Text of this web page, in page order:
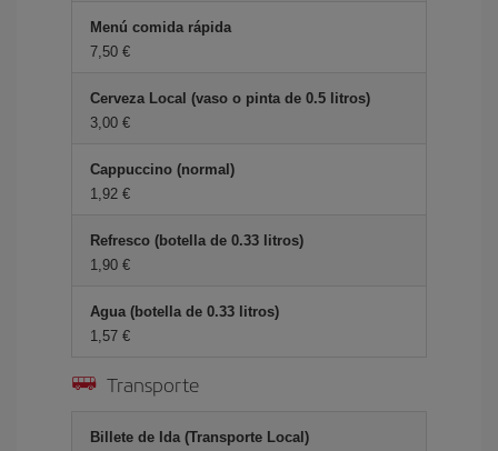
Menú comida rápida
7,50 €
Cerveza Local (vaso o pinta de 0.5 litros)
3,00 €
Cappuccino (normal)
1,92 €
Refresco (botella de 0.33 litros)
1,90 €
Agua (botella de 0.33 litros)
1,57 €
Transporte
Billete de Ida (Transporte Local)